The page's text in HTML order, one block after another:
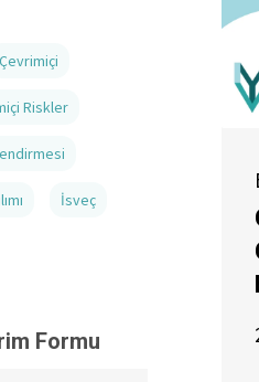
Çevrimiçi
Riskler
İsveç
Formu